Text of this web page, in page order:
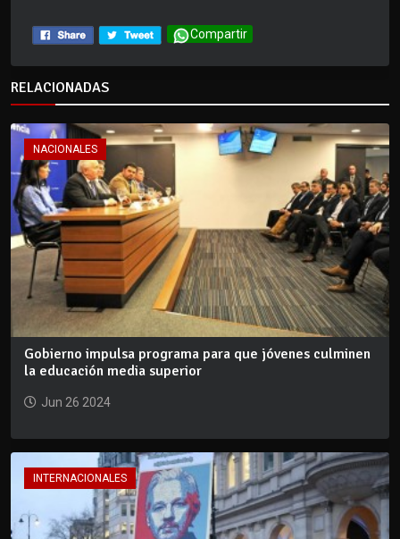
Compartir
RELACIONADAS
NACIONALES
Gobierno impulsa programa para que jóvenes culminen
la educación media superior
Jun 26 2024
INTERNACIONALES